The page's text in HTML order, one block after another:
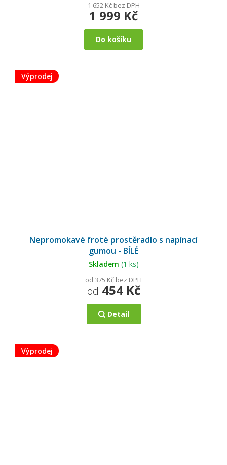
1 652 Kč bez DPH
1 999 Kč
Do košíku
Výprodej
Nepromokavé froté prostěradlo s napínací
gumou - BÍLÉ
produktu
Skladem (1 ks)
od 375 Kč bez DPH
od 454 Kč
Detail
Výprodej